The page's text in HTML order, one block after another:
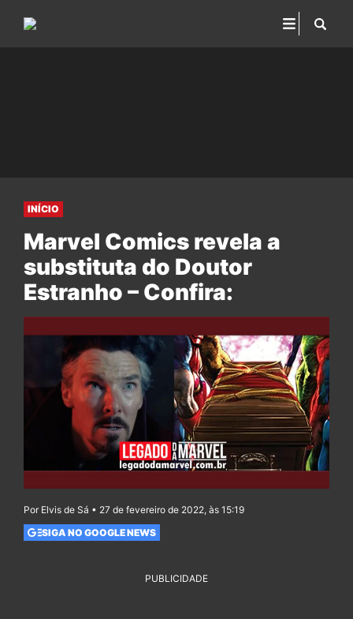
INÍCIO
Marvel Comics revela a
substituta do Doutor
Estranho – Confira:
Por Elvis de Sá • 27 de fevereiro de 2022, às 15:19
SIGA NO GOOGLE NEWS
PUBLICIDADE